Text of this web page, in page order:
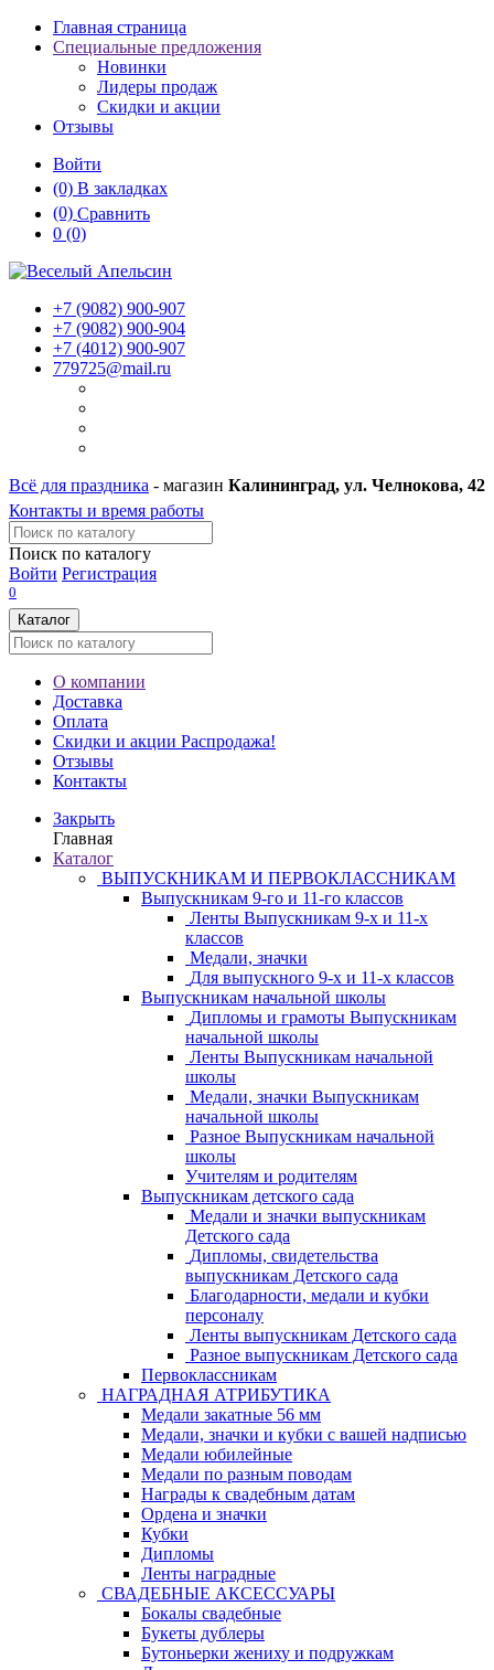
Главная страница
Специальные предложения
Новинки
Лидеры продаж
Скидки и акции
Отзывы
Войти
(0) В закладках
(0) Сравнить
0 (0)
+7 (9082) 900-907
+7 (9082) 900-904
+7 (4012) 900-907
779725@mail.ru
Всё для праздника - магазин Калининград, ул. Челнокова, 42
Контакты и время работы
Поиск по каталогу
Войти Регистрация
0
Каталог
О компании
Доставка
Оплата
Скидки и акции Распродажа!
Отзывы
Контакты
Закрыть
Главная
Каталог
ВЫПУСКНИКАМ И ПЕРВОКЛАССНИКАМ
Выпускникам 9-го и 11-го классов
Ленты Выпускникам 9-х и 11-х
классов
Медали, значки
Для выпускного 9-х и 11-х классов
Выпускникам начальной школы
Дипломы и грамоты Выпускникам
начальной школы
Ленты Выпускникам начальной
школы
Медали, значки Выпускникам
начальной школы
Разное Выпускникам начальной
школы
Учителям и родителям
Выпускникам детского сада
Медали и значки выпускникам
Детского сада
Дипломы, свидетельства
выпускникам Детского сада
Благодарности, медали и кубки
персоналу
Ленты выпускникам Детского сада
Разное выпускникам Детского сада
Первоклассникам
НАГРАДНАЯ АТРИБУТИКА
Медали закатные 56 мм
Медали, значки и кубки с вашей надписью
Медали юбилейные
Медали по разным поводам
Награды к свадебным датам
Ордена и значки
Кубки
Дипломы
Ленты наградные
СВАДЕБНЫЕ АКСЕССУАРЫ
Бокалы свадебные
Букеты дублеры
Бутоньерки жениху и подружкам